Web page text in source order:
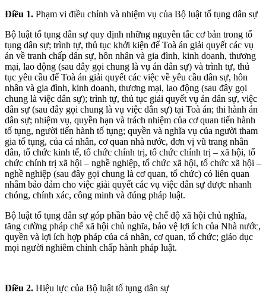
Điều 1. Phạm vi điều chỉnh và nhiệm vụ của Bộ luật tố tụng dân sự
Bộ luật tố tụng dân sự quy định những nguyên tắc cơ bản trong tố
tụng dân sự; trình tự, thủ tục khởi kiện để Toà án giải quyết các vụ
án về tranh chấp dân sự, hôn nhân và gia đình, kinh doanh, thương
mại, lao động (sau đây gọi chung là vụ án dân sự) và trình tự, thủ
tục yêu cầu để Toà án giải quyết các việc về yêu cầu dân sự, hôn
nhân và gia đình, kinh doanh, thương mại, lao động (sau đây gọi
chung là việc dân sự); trình tự, thủ tục giải quyết vụ án dân sự, việc
dân sự (sau đây gọi chung là vụ việc dân sự) tại Toà án; thi hành án
dân sự; nhiệm vụ, quyền hạn và trách nhiệm của cơ quan tiến hành
tố tụng, người tiến hành tố tụng; quyền và nghĩa vụ của người tham
gia tố tụng, của cá nhân, cơ quan nhà nước, đơn vị vũ trang nhân
dân, tổ chức kinh tế, tổ chức chính trị, tổ chức chính trị – xã hội, tổ
chức chính trị xã hội – nghề nghiệp, tổ chức xã hội, tổ chức xã hội –
nghề nghiệp (sau đây gọi chung là cơ quan, tổ chức) có liên quan
nhằm bảo đảm cho việc giải quyết các vụ việc dân sự được nhanh
chóng, chính xác, công minh và đúng pháp luật.
Bộ luật tố tụng dân sự góp phần bảo vệ chế độ xã hội chủ nghĩa,
tăng cường pháp chế xã hội chủ nghĩa, bảo vệ lợi ích của Nhà nước,
quyền và lợi ích hợp pháp của cá nhân, cơ quan, tổ chức; giáo dục
mọi người nghiêm chỉnh chấp hành pháp luật.
Điều 2. Hiệu lực của Bộ luật tố tụng dân sự